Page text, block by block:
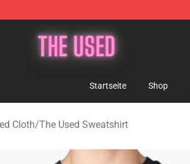
Startseite Shop
Cloth/The Used Sweatshirt